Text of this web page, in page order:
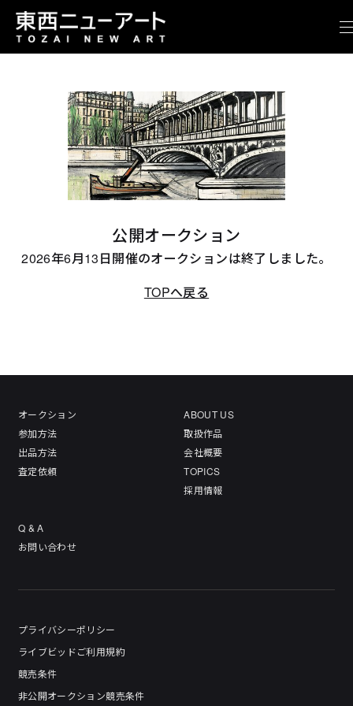
公開オークション
2026年6月13日開催のオークションは終了しました。
TOPへ戻る
オークション
参加方法
出品方法
査定依頼
ABOUT US
取扱作品
会社概要
TOPICS
採用情報
Q & A
お問い合わせ
プライバシーポリシー
ライブビッドご利用規約
競売条件
非公開オークション競売条件